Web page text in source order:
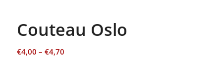
Couteau Oslo
€4,00 – €4,70